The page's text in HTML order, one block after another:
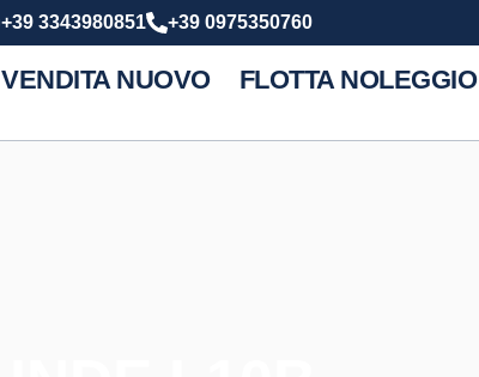
+39 3343980851 +39 0975350760
VENDITA NUOVO FLOTTA NOLEGGIO